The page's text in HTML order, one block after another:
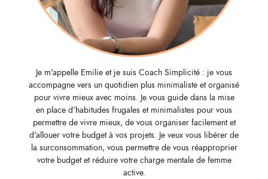
Je m'appelle Emilie et je suis Coach Simplicité : je vous
accompagne vers un quotidien plus minimaliste et organisé
pour vivre mieux avec moins. Je vous guide dans la mise
en place d'habitudes frugales et minimalistes pour vous
permettre de vivre mieux, de vous organiser facilement et
d'allouer votre budget à vos projets. Je veux vous libérer de
la surconsommation, vous permettre de vous réapproprier
votre budget et réduire votre charge mentale de femme
active.